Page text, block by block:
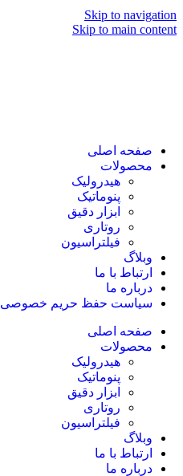
Skip to navigation
Skip to main content
صفحه اصلی
محصولات
هیدرولیک
پنوماتیک
ابزار دقیق
روتاری
فیلتراسیون
وبلاگ
ارتباط با ما
درباره ما
سیاست حفظ حریم خصوصی
صفحه اصلی
محصولات
هیدرولیک
پنوماتیک
ابزار دقیق
روتاری
فیلتراسیون
وبلاگ
ارتباط با ما
درباره ما